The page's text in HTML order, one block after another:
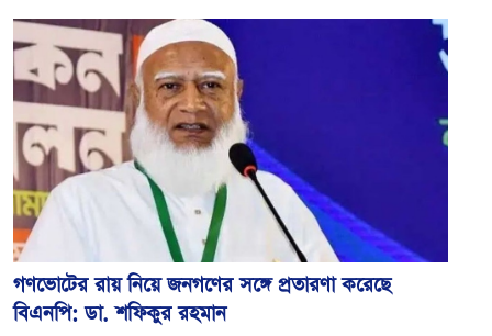
গণভোটের রায় নিয়ে জনগণের সঙ্গে প্রতারণা করেছে
বিএনপি: ডা. শফিকুর রহমান